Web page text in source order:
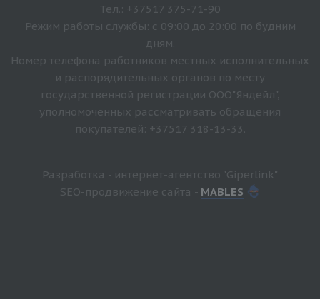
Тел.: +37517 375-71-90
Режим работы службы: с 09:00 до 20:00 по будним
дням.
Номер телефона работников местных исполнительных
и распорядительных органов по месту
государственной регистрации ООО"Яндейл",
уполномоченных рассматривать обращения
покупателей: +37517 318-13-33.
Разработка - интернет-агентство "Giperlink"
SEO-продвижение сайта - MABLES